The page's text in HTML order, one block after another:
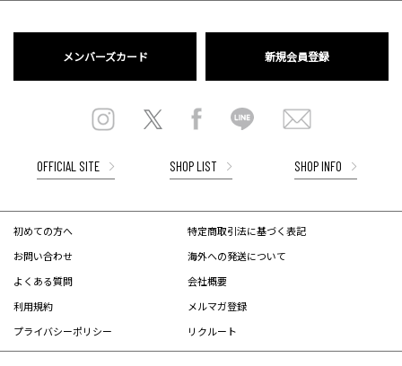
メンバーズカード 新規会員登録
OFFICIAL SITE SHOP LIST SHOP INFO
初めての方へ
お問い合わせ
よくある質問
利用規約
プライバシーポリシー
特定商取引法に基づく表記
海外への発送について
会社概要
メルマガ登録
リクルート